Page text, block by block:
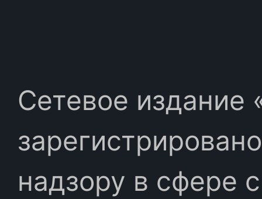
Сетевое издание
надзору в сфере